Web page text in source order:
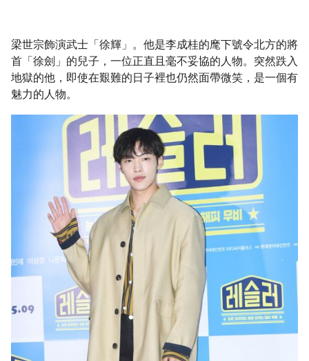
梁世宗飾演武士「徐輝」。他是李成桂的麾下號令北方的將
首「徐劍」的兒子，一位正直且毫不妥協的人物。突然跌入
地獄的他，即使在艱難的日子裡也仍然面帶微笑，是一個有
魅力的人物。